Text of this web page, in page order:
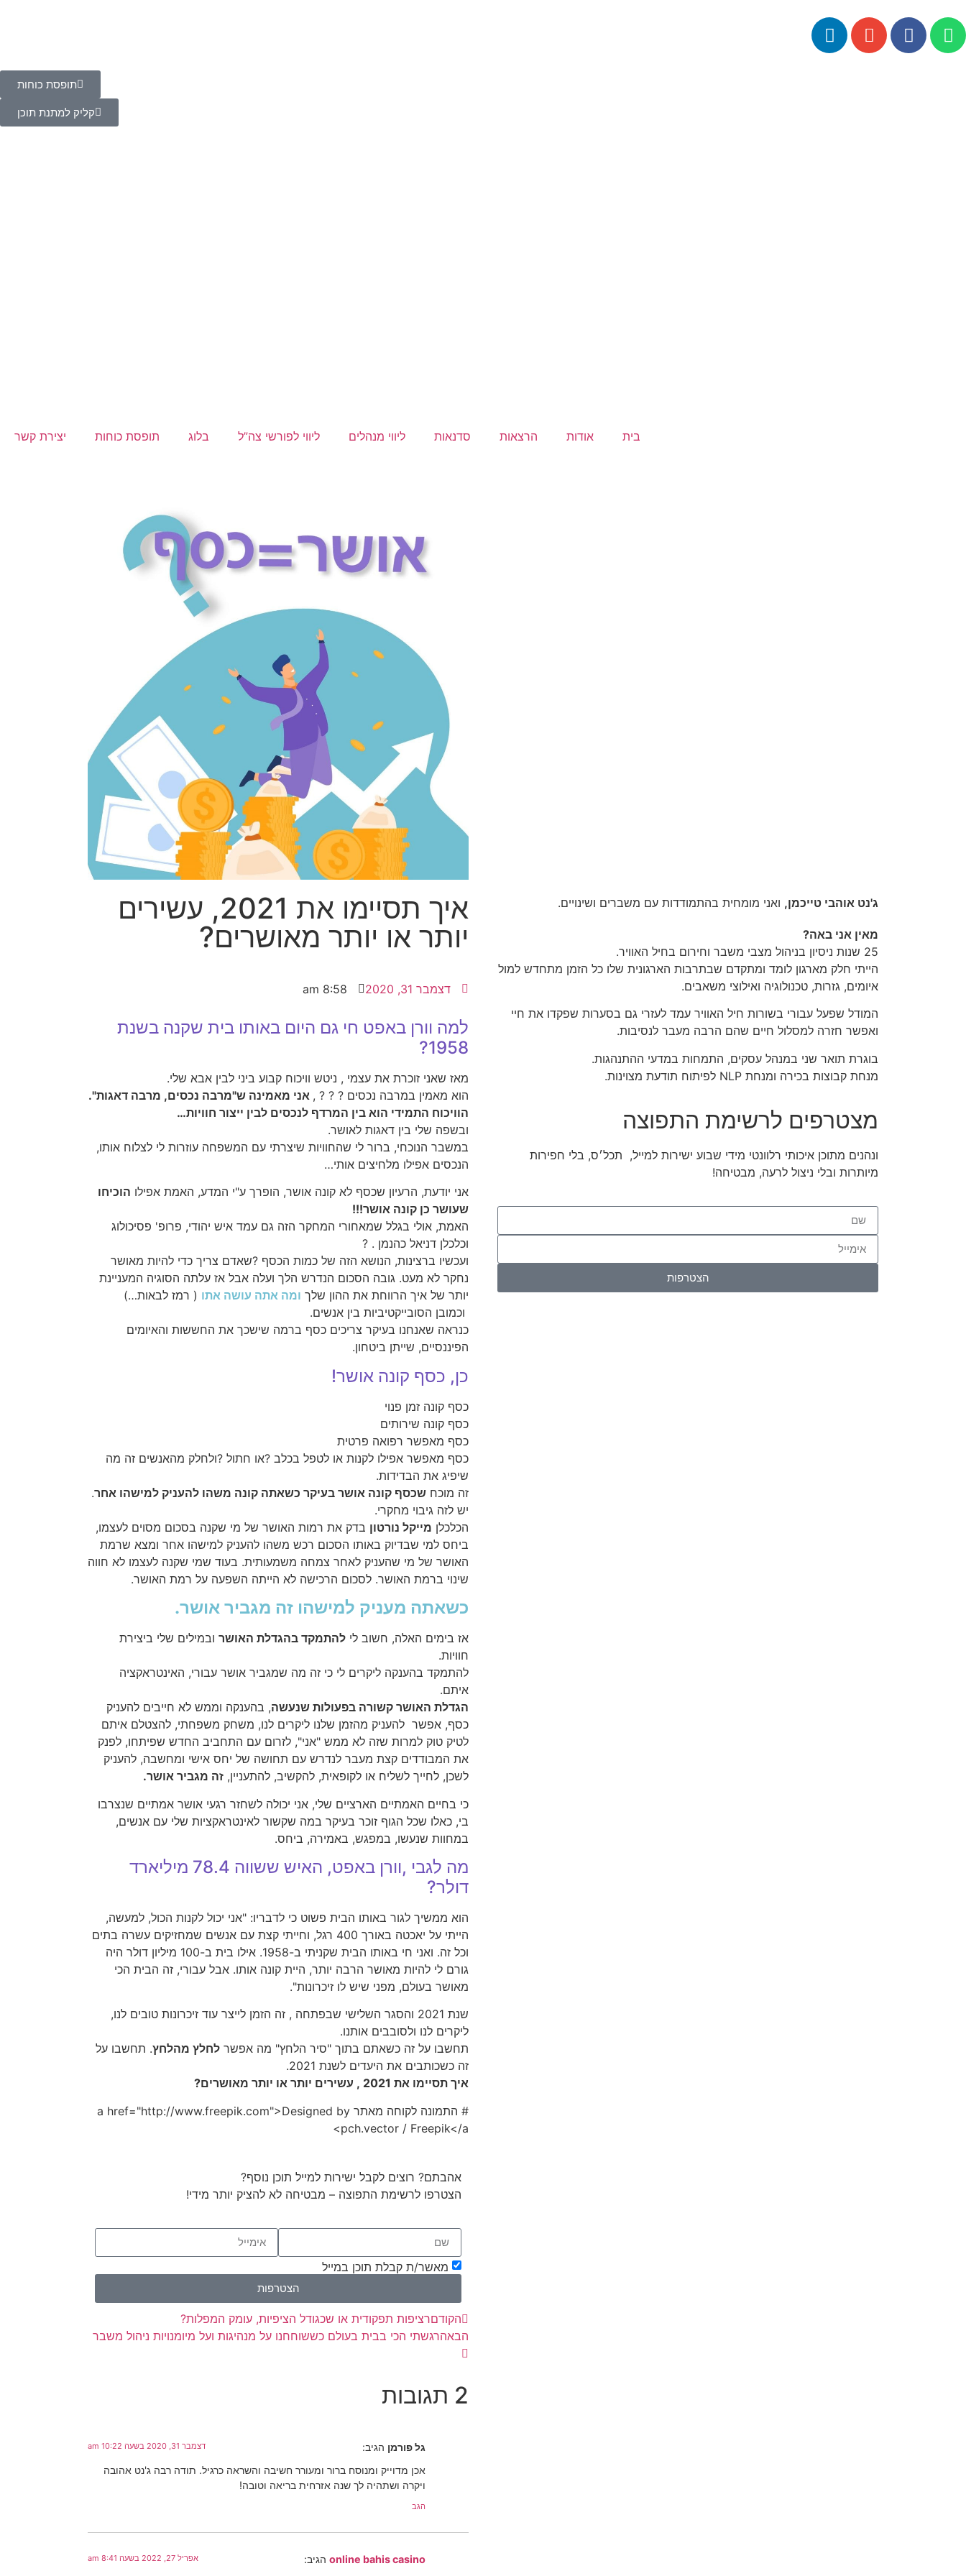
תופסת כוחות
קליק למתנת תוכן
בית אודות הרצאות סדנאות ליווי מנהלים ליווי לפורשי צה”ל בלוג תופסת כוחות יצירת קשר
ג'נט אוהבי טייכמן, ואני מומחית בהתמודדות עם משברים ושינויים.
מאין אני באה?
25 שנות ניסיון בניהול מצבי משבר וחירום בחיל האוויר.
הייתי חלק מארגון לומד ומתקדם שבתרבות הארגונית שלו כל הזמן מתחדש למול
איומים, גזרות, טכנולוגיה ואילוצי משאבים.
המודל שפעל עבורי בשורות חיל האוויר עמד לעזרי גם בסערות שפקדו את חיי
ואפשר חזרה למסלול חיים שהם הרבה מעבר לנסיבות.
בוגרת תואר שני במנהל עסקים, התמחות במדעי ההתנהגות.
מנחת קבוצות בכירה ומנחת NLP לפיתוח תודעת מצוינות.
מצטרפים לרשימת התפוצה
ונהנים מתוכן איכותי רלוונטי מידי שבוע ישירות למייל, תכל׳ס, בלי חפירות
מיותרות ובלי ניצול לרעה, מבטיחה!
הצטרפות
איך תסיימו את 2021, עשירים
יותר או יותר מאושרים?
דצמבר 31, 2020 8:58 am
למה וורן באפט חי גם היום באותו בית שקנה בשנת
1958?
מאז שאני זוכרת את עצמי , ניטש וויכוח קבוע ביני לבין אבא שלי.
הוא מאמין במרבה נכסים ? ? ? , אני מאמינה ש"מרבה נכסים, מרבה דאגות".
הוויכוח התמידי הוא בין המרדף לנכסים לבין ייצור חוויות…
ובשפה שלי בין דאגות לאושר.
במשבר הנוכחי, ברור לי שהחוויות שיצרתי עם המשפחה עוזרות לי לצלוח אותו,
הנכסים אפילו מלחיצים אותי…
אני יודעת, הרעיון שכסף לא קונה אושר, הופרך ע"י המדע, האמת אפילו הוכיחו
שעושר כן קונה אושר!!!
האמת, אולי בגלל שמאחורי המחקר הזה גם עמד איש יהודי, פרופ' פסיכולוג
וכלכלן דניאל כהנמן . ?
ועכשיו ברצינות, הנושא הזה של כמות הכסף ?שאדם צריך כדי להיות מאושר
נחקר לא מעט. גובה הסכום הנדרש הלך ועלה אבל אז עלתה הסוגיה המעניינת
יותר של איך הרווחת את ההון שלך ומה אתה עושה אתו ( רמז לבאות…)
וכמובן הסובייקטיביות בין אנשים.
כנראה שאנחנו בעיקר צריכים כסף ברמה שישכך את החששות והאיומים
הפיננסיים, שייתן ביטחון.
כן, כסף קונה אושר!
כסף קונה זמן פנוי
כסף קונה שירותים
כסף מאפשר רפואה פרטית
כסף מאפשר אפילו לקנות או לטפל בכלב ?או חתול ?ולחלק מהאנשים זה מה
שיפיג את הבדידות.
זה מוכח שכסף קונה אושר בעיקר כשאתה קונה משהו להעניק למישהו אחר.
יש לזה גיבוי מחקרי.
הכלכלן מייקל נורטון בדק את רמות האושר של מי שקנה בסכום מסוים לעצמו,
ביחס למי שבדיוק באותו הסכום רכש משהו להעניק למישהו אחר ומצא שרמת
האושר של מי שהעניק לאחר צמחה משמעותית. בעוד שמי שקנה לעצמו לא חווה
שינוי ברמת האושר. לסכום הרכישה לא הייתה השפעה על רמת האושר.
כשאתה מעניק למישהו זה מגביר אושר.
אז בימים האלה, חשוב לי להתמקד בהגדלת האושר ובמילים שלי ביצירת
חוויות.
להתמקד בהענקה ליקרים לי כי זה מה שמגביר אושר עבורי, האינטראקציה
איתם.
הגדלת האושר קשורה בפעולות שנעשה, בהענקה וממש לא חייבים להעניק
כסף, אפשר להעניק מהזמן שלנו ליקרים לנו, משחק משפחתי, להצטלם איתם
לטיק טוק למרות שזה לא ממש "אני", לזרום עם התחביב החדש שפיתחו, לפנק
את המבודדים קצת מעבר לנדרש עם תחושה של יחס אישי ומחשבה, להעניק
לשכן, לחייך לשליח או לקופאית, להקשיב, להתעניין, זה מגביר אושר.
כי בחיים האמתיים הארציים שלי, אני יכולה לשחזר רגעי אושר אמתיים שנצרבו
בי, כאלו שכל הגוף זוכר בעיקר במה שקשור לאינטראקציות שלי עם אנשים,
במחוות שנעשו, במפגש, באמירה, ביחס.
מה לגבי ,וורן באפט, האיש ששווה 78.4 מיליארד
דולר?
הוא ממשיך לגור באותו הבית פשוט כי לדבריו: "אני יכול לקנות הכול, למעשה,
הייתי על יאכטה באורך 400 רגל, וחייתי קצת עם אנשים שמחזיקים עשרה בתים
וכל זה. ואני חי באותו הבית שקניתי ב-1958. אילו בית ב-100 מיליון דולר היה
גורם לי להיות מאושר הרבה יותר, היית קונה אותו. אבל עבורי, זה הבית הכי
מאושר בעולם, מפני שיש לו זיכרונות".
שנת 2021 והסגר השלישי שבפתחה , זה הזמן לייצר עוד זיכרונות טובים לנו,
ליקרים לנו ולסובבים אותנו.
תחשבו על זה כשאתם בתוך "סיר הלחץ" מה אפשר לחלץ מהלחץ. תחשבו על
זה כשכותבים את היעדים לשנת 2021.
איך תסיימו את 2021 , עשירים יותר או יותר מאושרים?
# התמונה לקוחה מאתר a href="http://www.freepik.com">Designed by
pch.vector / Freepik</a>
אהבתם? רוצים לקבל ישירות למייל תוכן נוסף?
הצטרפו לרשימת התפוצה – מבטיחה לא להציק יותר מידי!
מאשר/ת קבלת תוכן במייל
הצטרפות
הקודםרציפות תפקודית או שכגודל הציפיות, עומק המפלות?
הבאהרגשתי הכי בבית בעולם כששוחחנו על מנהיגות ועל מיומנויות ניהול משבר
2 תגובות
גל פורמן הגיב: דצמבר 31, 2020 בשעה 10:22 am
אכן מדוייק ומנוסח ברור ומעורר חשיבה והשראה כרגיל. תודה רבה ג'נט אהובה
ויקרה ושתהיה לך שנה אזרחית בריאה וטובה!
הגב
online bahis casino הגיב: אפריל 27, 2022 בשעה 8:41 am